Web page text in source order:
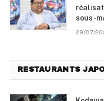
sous-
29/07/
RESTAURANTS